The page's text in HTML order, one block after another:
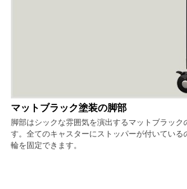
マットブラック塗装の脚部
脚部はシックな雰囲気を演出するマットブラック
す。全てのキャスターにストッパーが付いている
輪を固定できます。